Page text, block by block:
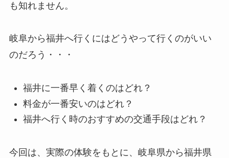
も知れません。
岐阜から福井へ行くにはどうやって行くのがいい
のだろう・・・
福井に一番早く着くのはどれ？
料金が一番安いのはどれ？
福井へ行く時のおすすめの交通手段はどれ？
今回は、実際の体験をもとに、岐阜県から福井県